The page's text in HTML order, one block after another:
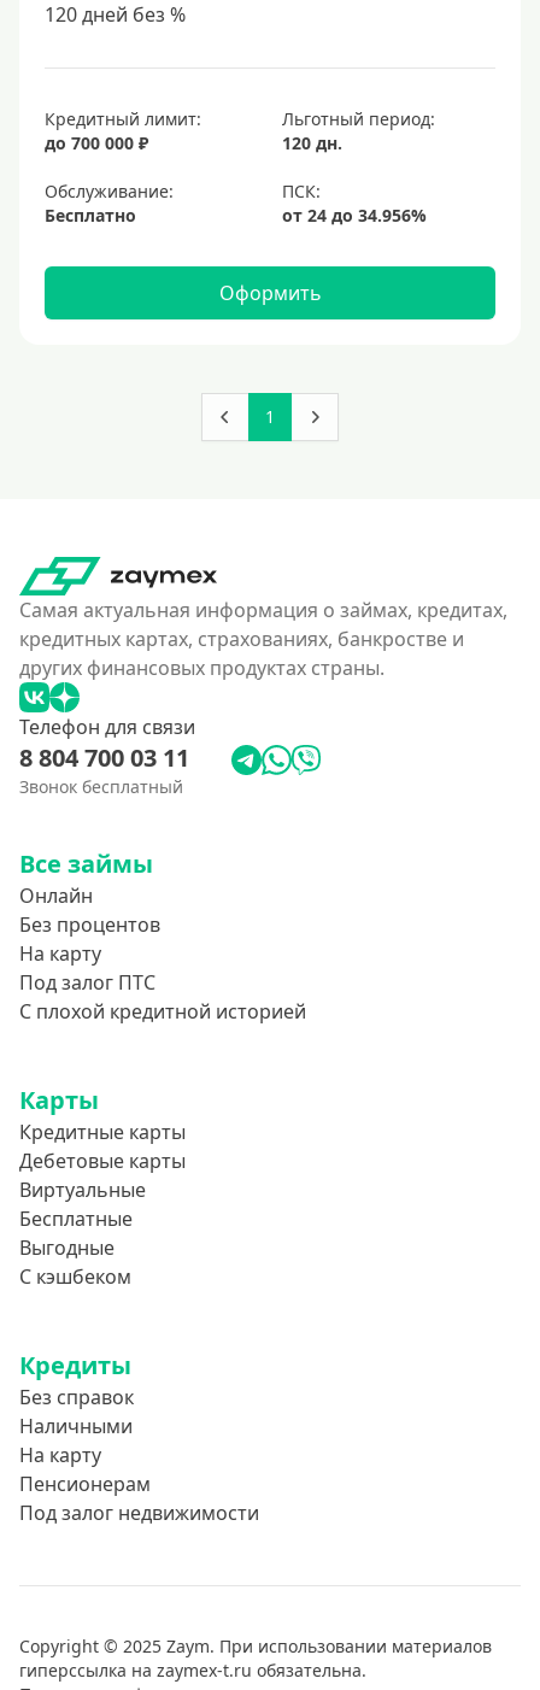
120 дней без %
Кредитный лимит:
до 700 000 ₽
Льготный период:
120 дн.
Обслуживание:
Бесплатно
Оформить
1
Самая актуальная информация о займах, кредитах,
кредитных картах, страхованиях, банкростве и
других финансовых продуктах страны.
Телефон для связи
8 804 700 03 11
Звонок бесплатный
Все займы
Онлайн
Без процентов
На карту
Под залог ПТС
С плохой кредитной историей
Карты
Кредитные карты
Дебетовые карты
Виртуальные
Бесплатные
Выгодные
С кэшбеком
Кредиты
Без справок
Наличными
На карту
Пенсионерам
Под залог недвижимости
Copyright © 2025 Zaym. При использовании материалов
гиперссылка на zaymex-t.ru обязательна.